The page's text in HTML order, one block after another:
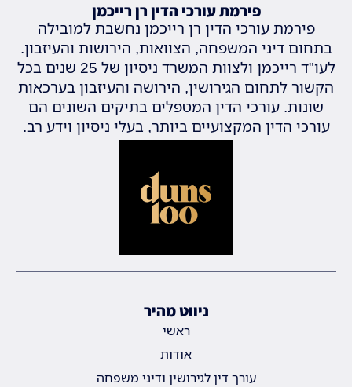
פירמת עורכי הדין רן רייכמן
פירמת עורכי הדין רן רייכמן נחשבת למובילה
בתחום דיני המשפחה, הצוואות, הירושות והעיזבון.
לעו"ד רייכמן ולצוות המשרד ניסיון של 25 שנים בכל
הקשור לתחום הגירושין, הירושה והעיזבון בערכאות
שונות. עורכי הדין המטפלים בתיקים השונים הם
עורכי הדין המקצועיים ביותר, בעלי ניסיון וידע רב.
ניווט מהיר
ראשי
אודות
עורך דין לגירושין ודיני משפחה